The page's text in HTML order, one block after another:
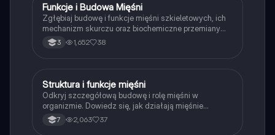
Biologia
Funkcje i Budowa Mięśni
Zgłębiaj budowę i funkcje mięśni szkieletowych, ich
mechanizm skurczu oraz biochemiczne przemiany
energetyczne. Dowiedz się, jak mięśnie odpowiadają
za ruch, postawę ciała oraz utrzymanie temperatury.
3 1,652 38
Biologia
Struktura i funkcje mięśni
Odkryj szczegółową budowę i rolę mięśni w
organizmie. Dowiedz się, jak działają mięśnie
szkieletowe, gładkie i sercowe, oraz jakie są ich
funkcje i mechanizmy pracy. Zrozumienie procesów
7 2,063 37